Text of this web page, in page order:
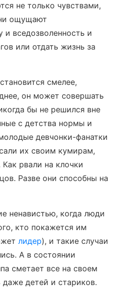
не только чувствами,
ощущают
вседозволенность и
или отдать жизнь за
смелее,
он может совершать
бы не решился вне
с детства нормы и
девчонки-фанатки
их своим кумирам,
рвали на клочки
Разве они способны на
ненавистью, когда люди
кто покажется им
лидер), и такие случаи
А в состоянии
сметает все на своем
даже детей и стариков.